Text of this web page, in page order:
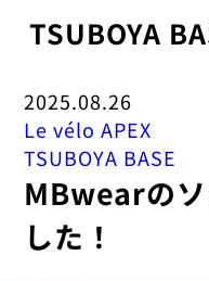
TSUBOYA
2025.08.26
Le vélo APEX
TSUBOYA BASE
MBwearの
した！